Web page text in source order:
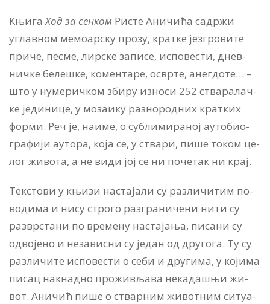
Књи­гаХод за сен­ком Ри­сте Ани­чи­ћа са­др­жи
углав­ном ме­мо­ар­ску про­зу, крат­ке је­згро­ви­те
при­че, пе­сме, лир­ске за­пи­се, ис­по­ве­сти, днев­
нич­ке беле­шке, ко­мен­та­ре, освр­те, анег­до­те… –
што у ну­ме­рич­ком зби­ру из­но­си 252 ства­ра­лач­
ке је­ди­ни­це, у мо­за­и­ку ра­зно­род­них крат­ких
фор­ми. Реч је, на­и­ме, о су­бли­ми­ра­ној ауто­би­о­
гра­фи­ји ауто­ра, ко­ја се, у ства­ри, пи­ше то­ком це­
лог жи­во­та, а не ви­ди јој се ни по­че­так ни крај.
Тек­сто­ви у књи­зи на­ста­ја­ли су раз­ли­чи­тим по­
во­ди­ма и ни­су стро­го раз­гра­ни­че­ни ни­ти су
раз­вр­ста­ни по вре­ме­ну на­ста­ја­ња, пи­са­ни су
одво­је­но и не­за­ви­сни су је­дан од дру­го­га. Ту су
раз­ли­чи­те ис­по­ве­сти о се­би и дру­ги­ма, у ко­ји­ма
пи­сац на­кнад­но про­жи­вља­ва не­ка­да­шњи жи­
вот. Ани­чић пи­ше о ствар­ним жи­вот­ним си­ту­а­